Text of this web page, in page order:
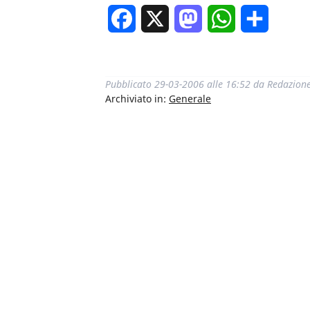
Facebook MastodonWhatsApp
Pubblicato 29-03-2006 alle 16:52 da
Archiviato in: Generale